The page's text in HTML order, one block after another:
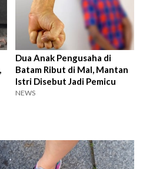
Dua Anak Pengusaha di
Batam Ribut di Mal, Mantan
Istri Disebut Jadi Pemicu
NEWS